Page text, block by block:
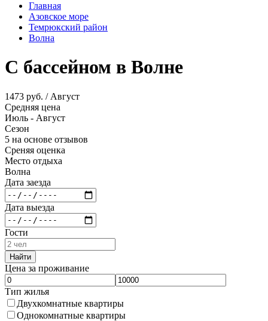
Главная
Азовское море
Темрюкский район
Волна
С бассейном в Волне
1473 руб. / Август
Средняя цена
Июль - Август
Сезон
5 на основе отзывов
Среняя оценка
Место отдыха
Волна
Дата заезда
Дата выезда
Гости
Найти
Цена за проживание
Тип жилья
Двухкомнатные квартиры
Однокомнатные квартиры